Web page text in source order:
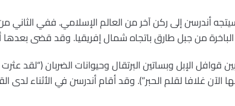
أندرسن إلى ركن آخر من العالم الإسلامي. ففي الثاني
الإبل وبساتين البرتقال وحيوانات الضربان (“لقد
غلافا لقلم الحبر”). وقد أقام أندرسن في الأثناء لدى